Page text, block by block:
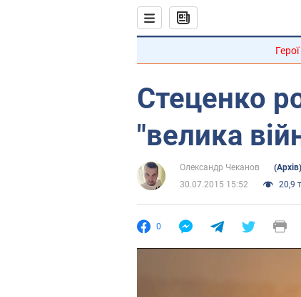
Стеценко
"велика
Олександр Чеканов
30.07.2015 15:52
20,9
0